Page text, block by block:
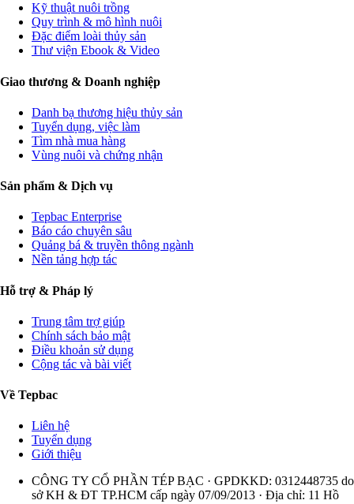
Kỹ thuật nuôi trồng
Quy trình & mô hình nuôi
Đặc điểm loài thủy sản
Thư viện Ebook & Video
Giao thương & Doanh nghiệp
Danh bạ thương hiệu thủy sản
Tuyển dụng, việc làm
Tìm nhà mua hàng
Vùng nuôi và chứng nhận
Sản phẩm & Dịch vụ
Tepbac Enterprise
Báo cáo chuyên sâu
Quảng bá & truyền thông ngành
Nền tảng hợp tác
Hỗ trợ & Pháp lý
Trung tâm trợ giúp
Chính sách bảo mật
Điều khoản sử dụng
Cộng tác và bài viết
Về Tepbac
Liên hệ
Tuyển dụng
Giới thiệu
CÔNG TY CỔ PHẦN TÉP BẠC · GPDKKD: 0312448735 do
sở KH & ĐT TP.HCM cấp ngày 07/09/2013 · Địa chỉ: 11 Hồ